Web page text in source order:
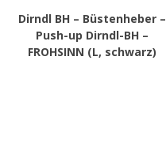
Dirndl BH – Büstenheber –
Push-up Dirndl-BH –
FROHSINN (L, schwarz)